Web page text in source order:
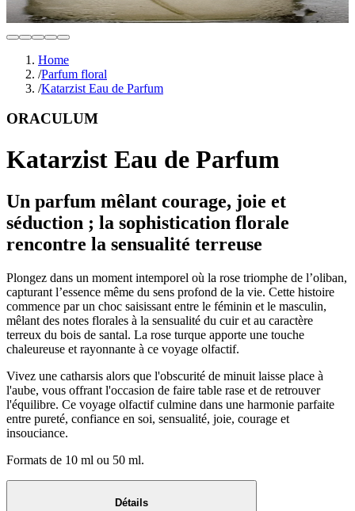
Home
/Parfum floral
/Katarzist Eau de Parfum
ORACULUM
Katarzist Eau de Parfum
Un parfum mêlant courage, joie et
séduction ; la sophistication florale
rencontre la sensualité terreuse
Plongez dans un moment intemporel où la rose triomphe de l’oliban,
capturant l’essence même du sens profond de la vie. Cette histoire
commence par un choc saisissant entre le féminin et le masculin,
mêlant des notes florales à la sensualité du cuir et au caractère
terreux du bois de santal. La rose turque apporte une touche
chaleureuse et rayonnante à ce voyage olfactif.
Vivez une catharsis alors que l'obscurité de minuit laisse place à
l'aube, vous offrant l'occasion de faire table rase et de retrouver
l'équilibre. Ce voyage olfactif culmine dans une harmonie parfaite
entre pureté, confiance en soi, sensualité, joie, courage et
insouciance.
Formats de 10 ml ou 50 ml.
Détails